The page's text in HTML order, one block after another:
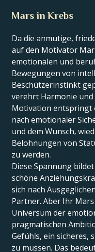
Mars in Krebs
Da die anmutige,
auf den Motivator
emotionalen und
Bewegungen von
Beschützerinstinkt
verehrt Harmonie und
Motivation entspringt
nach emotionaler
und dem Wunsch,
Belohnungen von
zu werden.
Diese Spannung
schöne
sich nach
Partner. Aber Ihr Mars
Universum der
pragmatischen
Gefühls, ein sicheres,
zu müssen. Das